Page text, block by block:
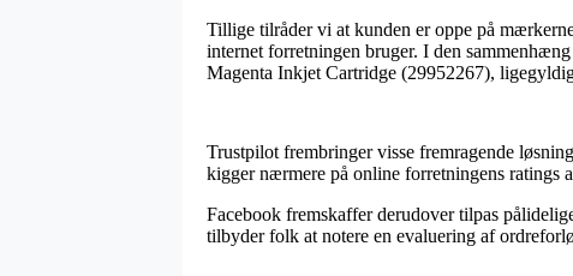
Tillige tilråder vi at kunden er oppe på
internet forretningen bruger. I den
Magenta Inkjet Cartridge (29952267),
Trustpilot frembringer visse fremragende
kigger nærmere på online forretningens ratings
Facebook fremskaffer derudover tilpas
tilbyder folk at notere en evaluering af